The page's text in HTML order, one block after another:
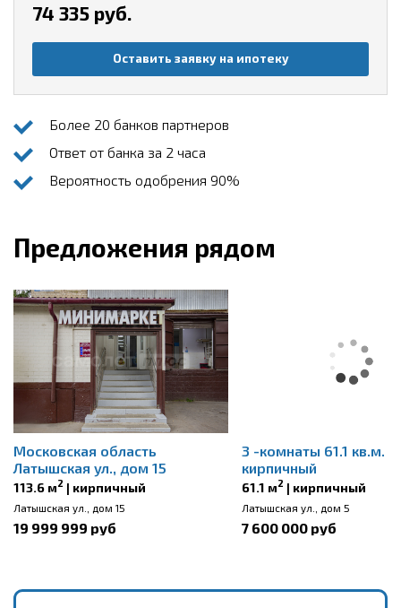
74 335 руб.
Оставить заявку на ипотеку
Более 20 банков партнеров
Ответ от банка за 2 часа
Вероятность одобрения 90%
Предложения рядом
Московская область
Латышская ул., дом 15
113.6 м2 | кирпичный
Латышская ул., дом 15
19 999 999 руб
3 -комнаты 61.1 кв.м.
кирпичный
61.1 м2 | кирпичный
Латышская ул., дом 5
7 600 000 руб